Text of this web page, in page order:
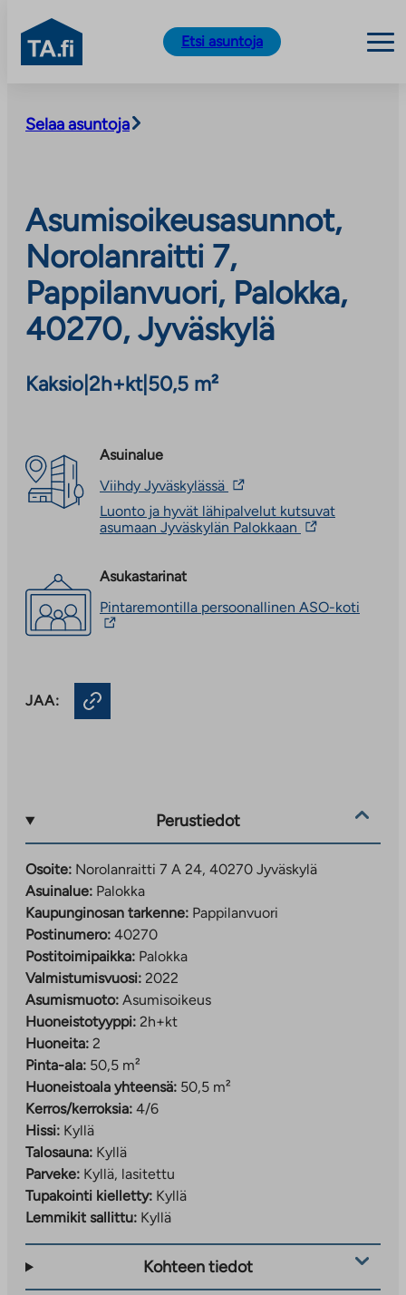
sisältöön
TA.fi
Etsi asuntoja
Selaa asuntoja
Asumisoikeusasunnot,
Norolanraitti 7,
Pappilanvuori, Palokka,
40270, Jyväskylä
Kaksio 2h+kt| 50,5 m²
Asuinalue
Viihdy Jyväskylässä Linkki
ulkopuoliseen
palveluun.
välilehteen
Luonto ja hyvät lähipalvelut kutsuvat
asumaan Jyväskylän Palokkaan Linkki
aukeaa
Asukastarinat
Pintaremontilla persoonallinen ASO-koti
JAA:
Perustiedot
Osoite: Norolanraitti 7 A 24, 40270 Jyväskylä
Asuinalue: Palokka
Kaupunginosan tarkenne: Pappilanvuori
Postinumero: 40270
Postitoimipaikka: Palokka
Valmistumisvuosi: 2022
Asumismuoto: Asumisoikeus
Huoneistotyyppi: 2h+kt
Huoneita: 2
Pinta-ala: 50,5 m²
Huoneistoala yhteensä: 50,5 m²
Kerros/kerroksia: 4/6
Hissi: Kyllä
Talosauna: Kyllä
Parveke: Kyllä, lasitettu
Tupakointi kielletty: Kyllä
Lemmikit sallittu: Kyllä
Kohteen tiedot